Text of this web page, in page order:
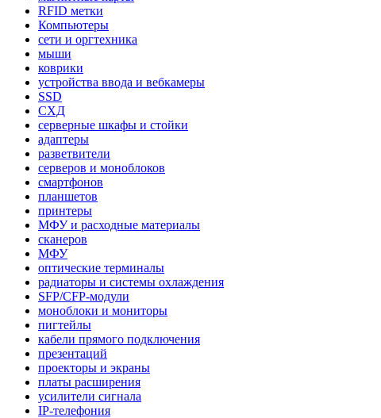
RFID метки
Компьютеры
сети и оргтехника
мыши
коврики
устройства ввода и вебкамеры
SSD
СХД
серверные шкафы и стойки
адаптеры
разветвители
серверов и моноблоков
смартфонов
планшетов
принтеры
МФУ и расходные материалы
сканеров
МФУ
оптические терминалы
радиаторы и системы охлаждения
SFP/CFP-модули
моноблоки и мониторы
пигтейлы
кабели прямого подключения
презентаций
проекторы и экраны
платы расширения
усилители сигнала
IP-телефония